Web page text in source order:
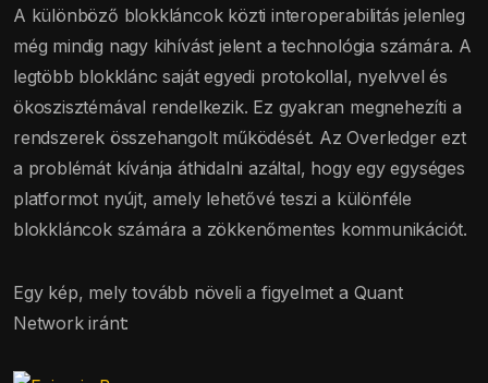
A különböző blokkláncok közti interoperabilitás jelenleg
még mindig nagy kihívást jelent a technológia számára. A
legtöbb blokklánc saját egyedi protokollal, nyelvvel és
ökoszisztémával rendelkezik. Ez gyakran megnehezíti a
rendszerek összehangolt működését. Az Overledger ezt
a problémát kívánja áthidalni azáltal, hogy egy egységes
platformot nyújt, amely lehetővé teszi a különféle
blokkláncok számára a zökkenőmentes kommunikációt.
Egy kép, mely tovább növeli a figyelmet a Quant
Network iránt: